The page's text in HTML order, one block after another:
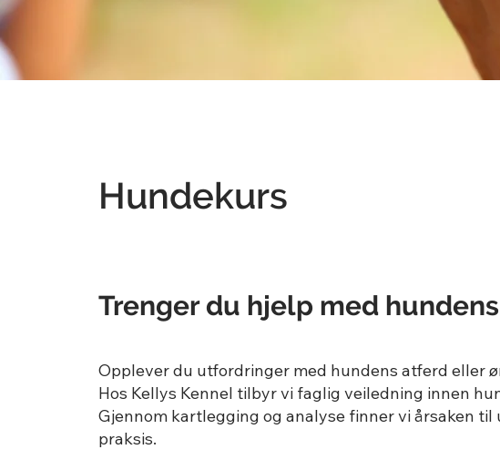
Hundekurs
Trenger du hjelp med
Opplever du utfordringer med hundens atferd eller
Hos Kellys Kennel tilbyr vi faglig veiledning innen
Gjennom kartlegging og analyse finner vi årsaken
praksis.